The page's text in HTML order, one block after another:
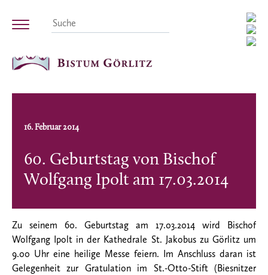
16. Februar 2014
60. Geburtstag von Bischof
Wolfgang Ipolt am 17.03.2014
Zu seinem 60. Geburtstag am 17.03.2014 wird Bischof
Wolfgang Ipolt in der Kathedrale St. Jakobus zu Görlitz um
9.00 Uhr eine heilige Messe feiern. Im Anschluss daran ist
Gelegenheit zur Gratulation im St.-Otto-Stift (Biesnitzer